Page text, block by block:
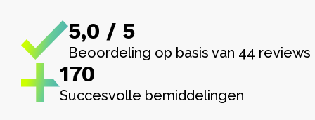
5,0 / 5
Beoordeling op basis van 44 reviews
170
Succesvolle bemiddelingen